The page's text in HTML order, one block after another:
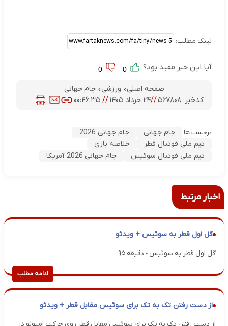
لینک مطلب:
آیا این خبر مفید بود؟
صفحه اصلی ورزشی
جام جهانی
کدخبر: ۵۶۷۸۰۸ //۲۴ خرداد ۱۴۰۵ // ۰۰:۴۶:۳۵
برچسب ها: جام جهانی
جام جهانی 2026
تیم ملی فوتبال قطر
خلاصه بازی
تیم ملی فوتبال سوئیس
جام جهانی 2026 آمریکا
اخبار مرتبط
گل اول قطر به سوئیس + ویدئو
گل اول قطر به سوئیس - دقیقه ۹۵
ادامه مطلب
از دست رفتن تک به تک برای سوئیس مقابل قطر + ویدئو